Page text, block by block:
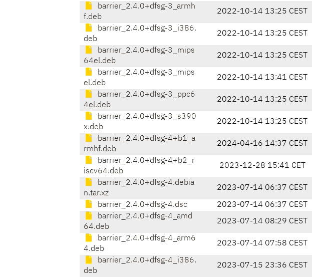
barrier_2.4.0+dfsg-3_armh
f.deb
2022-10-14 13:25 CEST
barrier_2.4.0+dfsg-3_i386.
deb
2022-10-14 13:25 CEST
barrier_2.4.0+dfsg-3_mips
64el.deb
2022-10-14 13:25 CEST
barrier_2.4.0+dfsg-3_mips
el.deb
2022-10-14 13:41 CEST
barrier_2.4.0+dfsg-3_ppc6
4el.deb
2022-10-14 13:25 CEST
barrier_2.4.0+dfsg-3_s390
x.deb
2022-10-14 13:25 CEST
barrier_2.4.0+dfsg-4+b1_a
rmhf.deb
2024-04-16 14:37 CEST
barrier_2.4.0+dfsg-4+b2_r
iscv64.deb
2023-12-28 15:41 CET
barrier_2.4.0+dfsg-4.debia
n.tar.xz
2023-07-14 06:37 CEST
barrier_2.4.0+dfsg-4.dsc 2023-07-14 06:37 CEST
barrier_2.4.0+dfsg-4_amd
64.deb
2023-07-14 08:29 CEST
barrier_2.4.0+dfsg-4_arm6
4.deb
2023-07-14 07:58 CEST
barrier_2.4.0+dfsg-4_i386.
deb
2023-07-15 23:36 CEST